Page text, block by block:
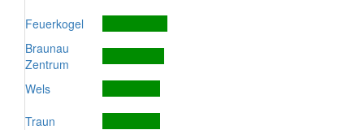
Feuerkogel
Braunau
Zentrum
Wels
Traun